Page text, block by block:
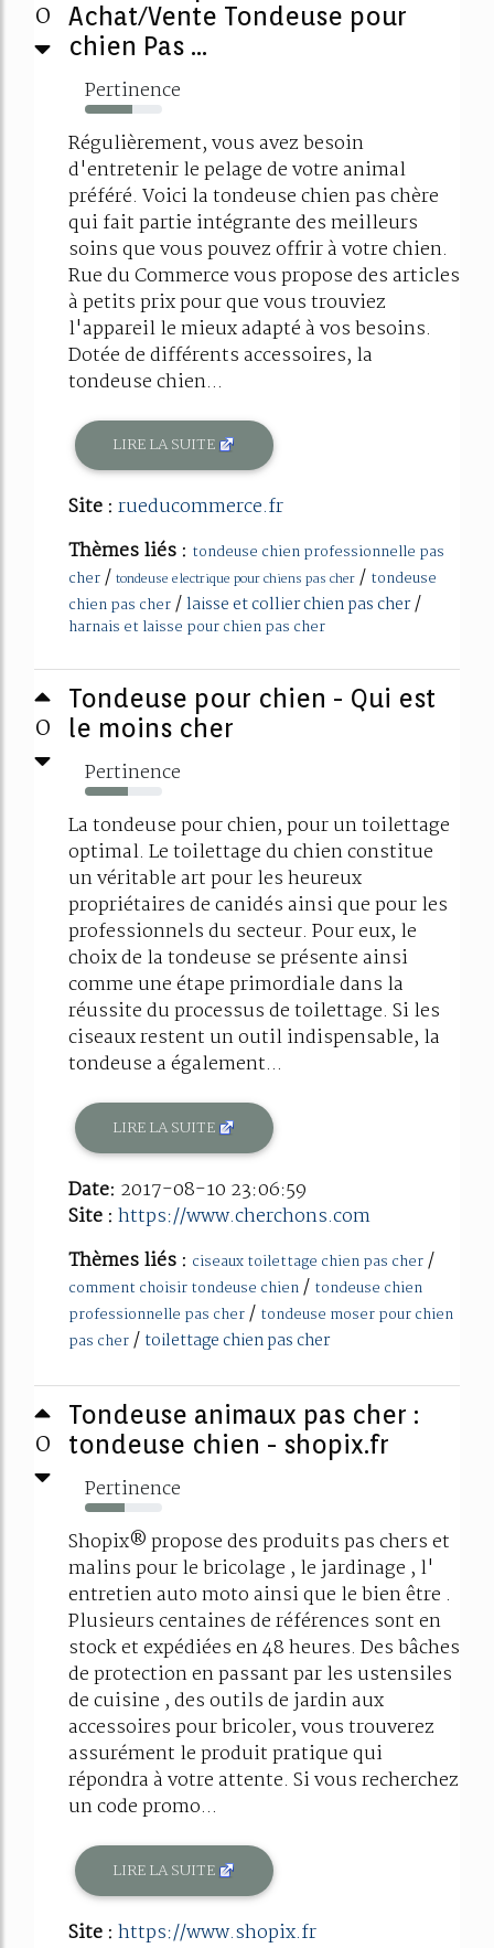
0
Achat/Vente Tondeuse pour
chien Pas ...
Pertinence
62%
Régulièrement, vous avez besoin
d'entretenir le pelage de votre animal
préféré. Voici la tondeuse chien pas chère
qui fait partie intégrante des meilleurs
soins que vous pouvez offrir à votre chien.
Rue du Commerce vous propose des articles
à petits prix pour que vous trouviez
l'appareil le mieux adapté à vos besoins.
Dotée de différents accessoires, la
tondeuse chien...
LIRE LA SUITE
Site : rueducommerce.fr
Thèmes liés : tondeuse chien professionnelle pas
cher/ tondeuse electrique pour chiens pas cher / tondeuse
chien pas cher/laisse et collier chien pas cher/
harnais et laisse pour chien pas cher
0
Tondeuse pour chien - Qui est
le moins cher
Pertinence
55%
La tondeuse pour chien, pour un toilettage
optimal. Le toilettage du chien constitue
un véritable art pour les heureux
propriétaires de canidés ainsi que pour les
professionnels du secteur. Pour eux, le
choix de la tondeuse se présente ainsi
comme une étape primordiale dans la
réussite du processus de toilettage. Si les
ciseaux restent un outil indispensable, la
tondeuse a également...
LIRE LA SUITE
Date: 2017-08-10 23:06:59
Site : https://www.cherchons.com
Thèmes liés : ciseaux toilettage chien pas cher/
comment choisir tondeuse chien/ tondeuse chien
professionnelle pas cher/ tondeuse moser pour chien
pas cher/ toilettage chien pas cher
0
Tondeuse animaux pas cher :
tondeuse chien - shopix.fr
Pertinence
52%
Shopix® propose des produits pas chers et
malins pour le bricolage , le jardinage , l'
entretien auto moto ainsi que le bien être .
Plusieurs centaines de références sont en
stock et expédiées en 48 heures. Des bâches
de protection en passant par les ustensiles
de cuisine , des outils de jardin aux
accessoires pour bricoler, vous trouverez
assurément le produit pratique qui
répondra à votre attente. Si vous recherchez
un code promo...
LIRE LA SUITE
Site : https://www.shopix.fr